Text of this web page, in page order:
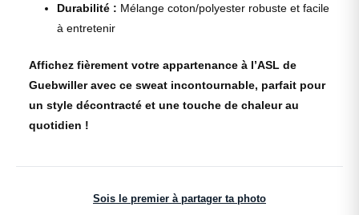
Durabilité : Mélange coton/polyester robuste et facile
à entretenir
Affichez fièrement votre appartenance à l’ASL de
Guebwiller avec ce sweat incontournable, parfait pour
un style décontracté et une touche de chaleur au
quotidien !
Sois le premier à partager ta photo